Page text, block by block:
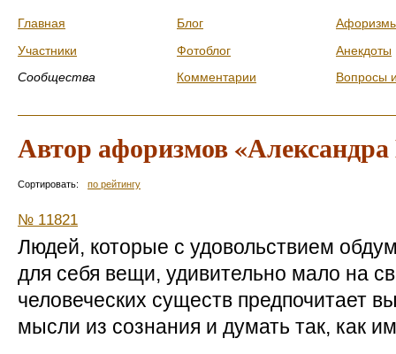
Главная
Участники
Сообщества
Блог
Фотоблог
Комментарии
Анекдоты
Вопросы
Автор афоризмов
Сортировать: по рейтингу
№ 11821
Людей, которые с удовольствием
для себя вещи, удивительно мало на
человеческих существ предпочитает
мысли из сознания и думать так, как